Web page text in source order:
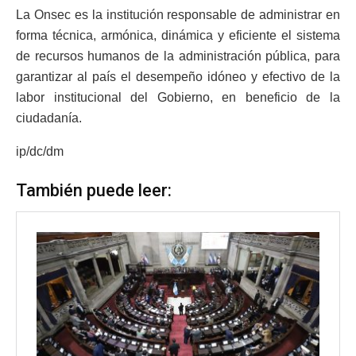
La Onsec es la institución responsable de administrar en
forma técnica, armónica, dinámica y eficiente el sistema
de recursos humanos de la administración pública, para
garantizar al país el desempeño idóneo y efectivo de la
labor institucional del Gobierno, en beneficio de la
ciudadanía.
ip/dc/dm
También puede leer: